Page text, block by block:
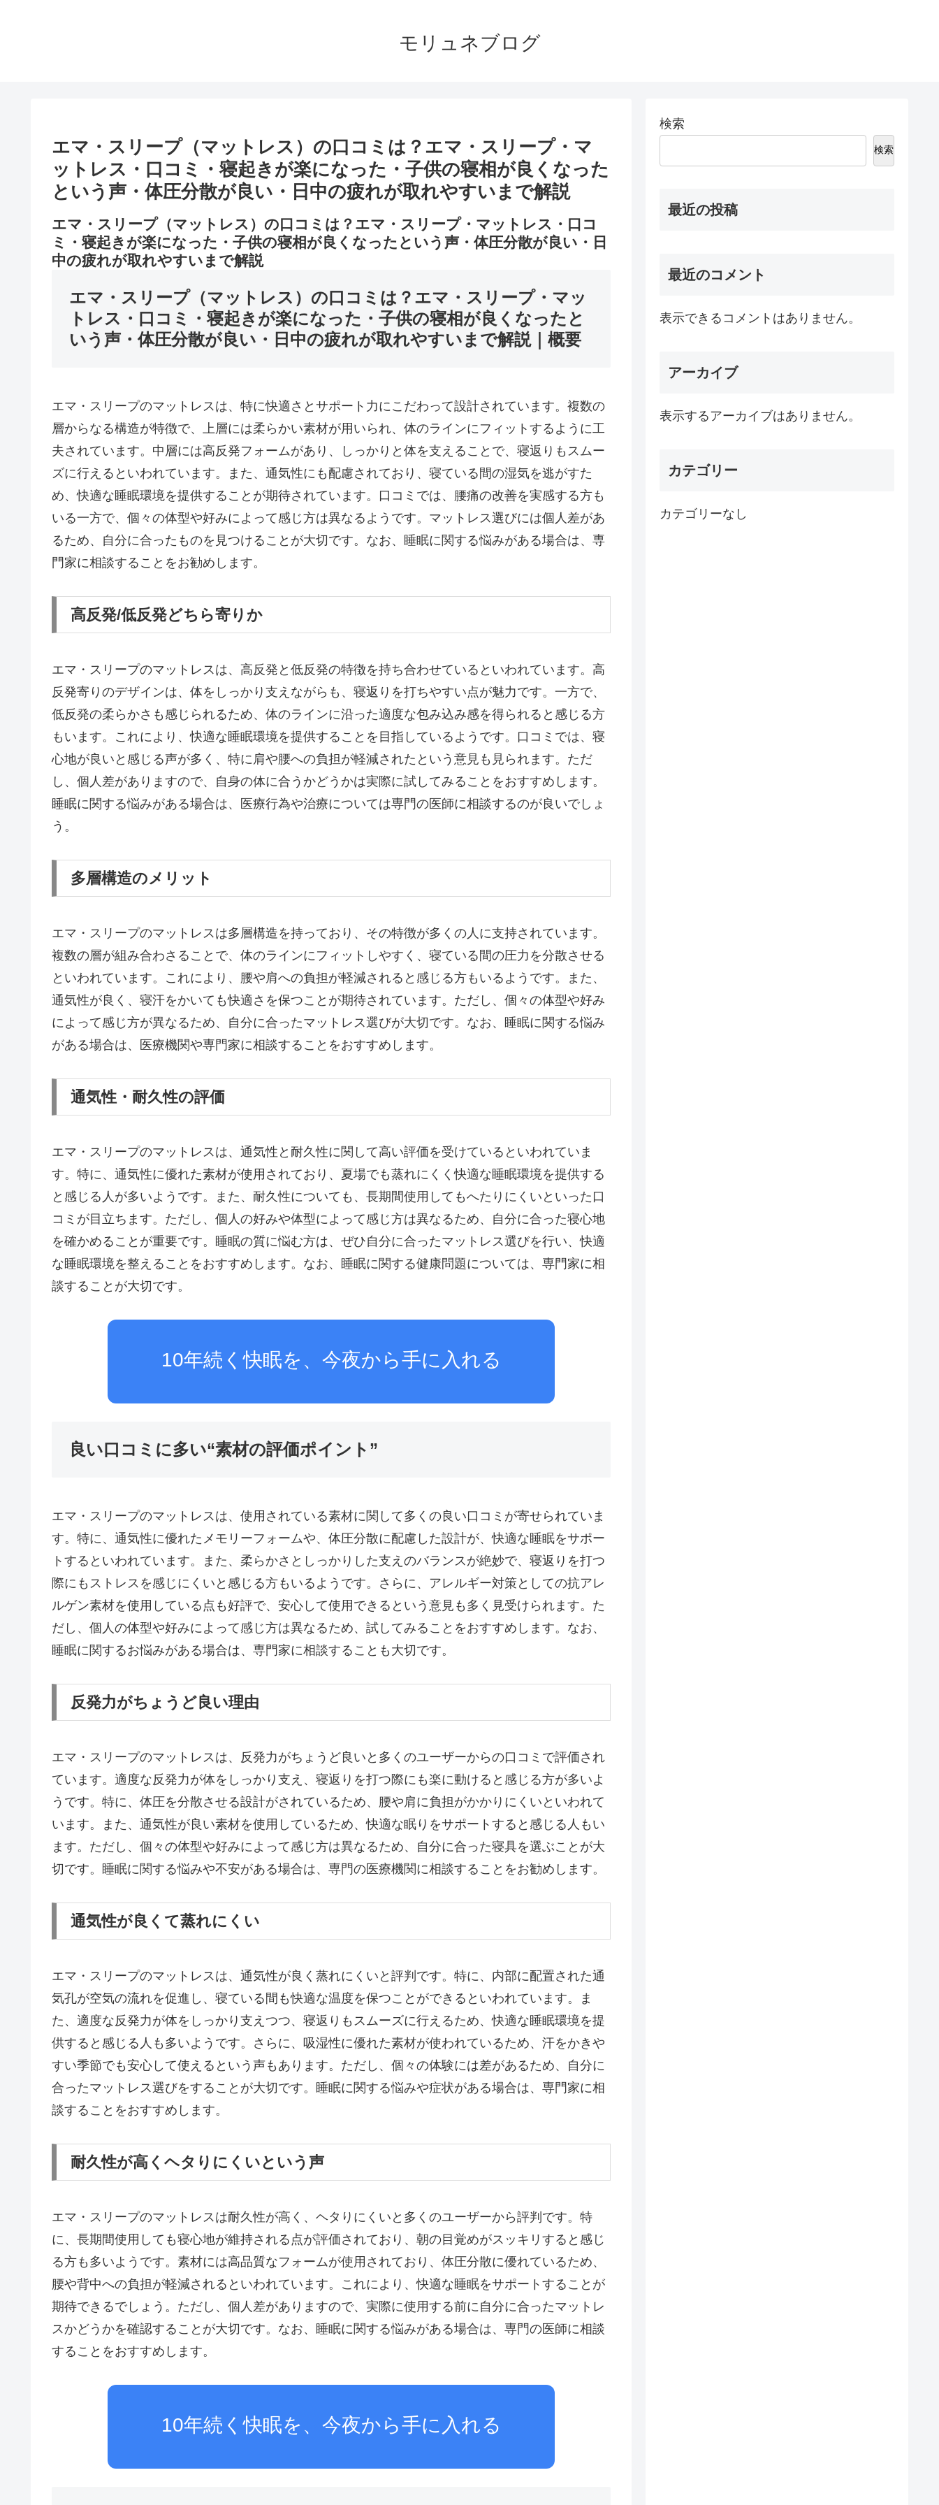
モリュネブログ
エマ・スリープ（マットレス）の口コミは？エマ・スリープ・マ
ットレス・口コミ・寝起きが楽になった・子供の寝相が良くなった
という声・体圧分散が良い・日中の疲れが取れやすいまで解説
エマ・スリープ（マットレス）の口コミは？エマ・スリープ・マットレス・口コ
ミ・寝起きが楽になった・子供の寝相が良くなったという声・体圧分散が良い・日
中の疲れが取れやすいまで解説
エマ・スリープ（マットレス）の口コミは？エマ・スリープ・マッ
トレス・口コミ・寝起きが楽になった・子供の寝相が良くなったと
いう声・体圧分散が良い・日中の疲れが取れやすいまで解説｜概要
エマ・スリープのマットレスは、特に快適さとサポート力にこだわって設計されています。複数の
層からなる構造が特徴で、上層には柔らかい素材が用いられ、体のラインにフィットするように工
夫されています。中層には高反発フォームがあり、しっかりと体を支えることで、寝返りもスムー
ズに行えるといわれています。また、通気性にも配慮されており、寝ている間の湿気を逃がすた
め、快適な睡眠環境を提供することが期待されています。口コミでは、腰痛の改善を実感する方も
いる一方で、個々の体型や好みによって感じ方は異なるようです。マットレス選びには個人差があ
るため、自分に合ったものを見つけることが大切です。なお、睡眠に関する悩みがある場合は、専
門家に相談することをお勧めします。
高反発/低反発どちら寄りか
エマ・スリープのマットレスは、高反発と低反発の特徴を持ち合わせているといわれています。高
反発寄りのデザインは、体をしっかり支えながらも、寝返りを打ちやすい点が魅力です。一方で、
低反発の柔らかさも感じられるため、体のラインに沿った適度な包み込み感を得られると感じる方
もいます。これにより、快適な睡眠環境を提供することを目指しているようです。口コミでは、寝
心地が良いと感じる声が多く、特に肩や腰への負担が軽減されたという意見も見られます。ただ
し、個人差がありますので、自身の体に合うかどうかは実際に試してみることをおすすめします。
睡眠に関する悩みがある場合は、医療行為や治療については専門の医師に相談するのが良いでしょ
う。
多層構造のメリット
エマ・スリープのマットレスは多層構造を持っており、その特徴が多くの人に支持されています。
複数の層が組み合わさることで、体のラインにフィットしやすく、寝ている間の圧力を分散させる
といわれています。これにより、腰や肩への負担が軽減されると感じる方もいるようです。また、
通気性が良く、寝汗をかいても快適さを保つことが期待されています。ただし、個々の体型や好み
によって感じ方が異なるため、自分に合ったマットレス選びが大切です。なお、睡眠に関する悩み
がある場合は、医療機関や専門家に相談することをおすすめします。
通気性・耐久性の評価
エマ・スリープのマットレスは、通気性と耐久性に関して高い評価を受けているといわれていま
す。特に、通気性に優れた素材が使用されており、夏場でも蒸れにくく快適な睡眠環境を提供する
と感じる人が多いようです。また、耐久性についても、長期間使用してもへたりにくいといった口
コミが目立ちます。ただし、個人の好みや体型によって感じ方は異なるため、自分に合った寝心地
を確かめることが重要です。睡眠の質に悩む方は、ぜひ自分に合ったマットレス選びを行い、快適
な睡眠環境を整えることをおすすめします。なお、睡眠に関する健康問題については、専門家に相
談することが大切です。
10年続く快眠を、今夜から手に入れる
良い口コミに多い“素材の評価ポイント”
エマ・スリープのマットレスは、使用されている素材に関して多くの良い口コミが寄せられていま
す。特に、通気性に優れたメモリーフォームや、体圧分散に配慮した設計が、快適な睡眠をサポー
トするといわれています。また、柔らかさとしっかりした支えのバランスが絶妙で、寝返りを打つ
際にもストレスを感じにくいと感じる方もいるようです。さらに、アレルギー対策としての抗アレ
ルゲン素材を使用している点も好評で、安心して使用できるという意見も多く見受けられます。た
だし、個人の体型や好みによって感じ方は異なるため、試してみることをおすすめします。なお、
睡眠に関するお悩みがある場合は、専門家に相談することも大切です。
反発力がちょうど良い理由
エマ・スリープのマットレスは、反発力がちょうど良いと多くのユーザーからの口コミで評価され
ています。適度な反発力が体をしっかり支え、寝返りを打つ際にも楽に動けると感じる方が多いよ
うです。特に、体圧を分散させる設計がされているため、腰や肩に負担がかかりにくいといわれて
います。また、通気性が良い素材を使用しているため、快適な眠りをサポートすると感じる人もい
ます。ただし、個々の体型や好みによって感じ方は異なるため、自分に合った寝具を選ぶことが大
切です。睡眠に関する悩みや不安がある場合は、専門の医療機関に相談することをお勧めします。
通気性が良くて蒸れにくい
エマ・スリープのマットレスは、通気性が良く蒸れにくいと評判です。特に、内部に配置された通
気孔が空気の流れを促進し、寝ている間も快適な温度を保つことができるといわれています。ま
た、適度な反発力が体をしっかり支えつつ、寝返りもスムーズに行えるため、快適な睡眠環境を提
供すると感じる人も多いようです。さらに、吸湿性に優れた素材が使われているため、汗をかきや
すい季節でも安心して使えるという声もあります。ただし、個々の体験には差があるため、自分に
合ったマットレス選びをすることが大切です。睡眠に関する悩みや症状がある場合は、専門家に相
談することをおすすめします。
耐久性が高くヘタりにくいという声
エマ・スリープのマットレスは耐久性が高く、ヘタりにくいと多くのユーザーから評判です。特
に、長期間使用しても寝心地が維持される点が評価されており、朝の目覚めがスッキリすると感じ
る方も多いようです。素材には高品質なフォームが使用されており、体圧分散に優れているため、
腰や背中への負担が軽減されるといわれています。これにより、快適な睡眠をサポートすることが
期待できるでしょう。ただし、個人差がありますので、実際に使用する前に自分に合ったマットレ
スかどうかを確認することが大切です。なお、睡眠に関する悩みがある場合は、専門の医師に相談
することをおすすめします。
10年続く快眠を、今夜から手に入れる
検索
検索
最近の投稿
最近のコメント
表示できるコメントはありません。
アーカイブ
表示するアーカイブはありません。
カテゴリー
カテゴリーなし